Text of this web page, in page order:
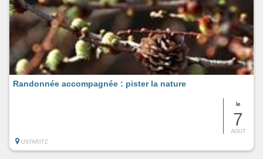
le
7
AOUT
Randonnée accompagnée : pister la nature
USTARITZ